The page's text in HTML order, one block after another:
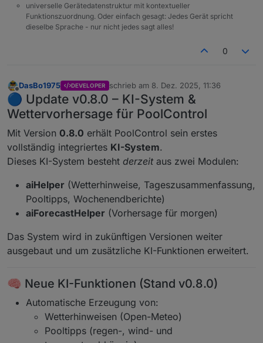
universelle Gerätedatenstruktur mit kontextueller
Funktionszuordnung. Oder einfach gesagt: Jedes Gerät spricht
dieselbe Sprache - nur nicht jedes sagt alles!
0
Offline
DasBo1975 DEVELOPER schrieb am 8. Dez. 2025, 11:36
zuletzt editiert von
🔵 Update v0.8.0 – KI-System &
Wettervorhersage für PoolControl
Mit Version 0.8.0 erhält PoolControl sein erstes
vollständig integriertes KI-System.
Dieses KI-System besteht derzeitaus zwei Modulen:
aiHelper (Wetterhinweise, Tageszusammenfassung,
Pooltipps, Wochenendberichte)
aiForecastHelper (Vorhersage für morgen)
Das System wird in zukünftigen Versionen weiter
ausgebaut und um zusätzliche KI-Funktionen erweitert.
🧠 Neue KI-Funktionen (Stand v0.8.0)
Automatische Erzeugung von:
Wetterhinweisen (Open-Meteo)
Pooltipps (regen-, wind- und